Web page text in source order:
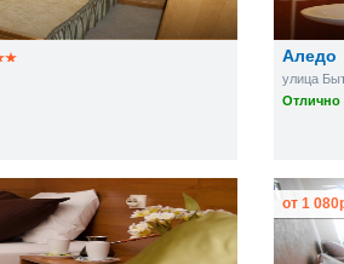
Аледо
улица
Отлично
от 1 080